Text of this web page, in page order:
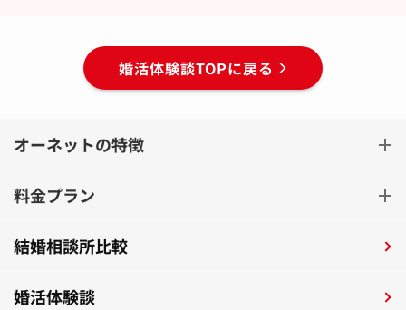
婚活体験談TOPに戻る
オーネットの特徴
料金プラン
結婚相談所比較
婚活体験談